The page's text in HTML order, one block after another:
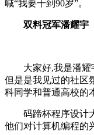
喊“我要干到90岁”。
双料冠军潘耀宇
大家好,我是潘
但是是我见过的社区
科同学和普通高校的
码蹄杯程序设计
他们对计算机编程的